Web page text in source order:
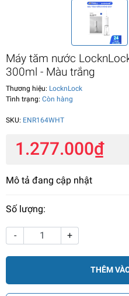
Máy tăm nước
300ml - Màu trắng
Thương hiệu: LocknLock
Tình trạng: Còn hàng
SKU: ENR164WHT
1.277.000₫
Mô tả đang cập nhật
Số lượng:
- +
THÊM